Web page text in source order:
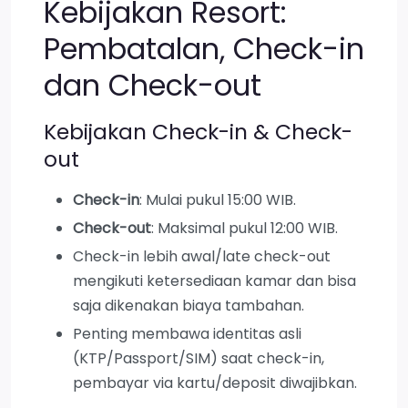
Kebijakan Resort:
Pembatalan, Check-in
dan Check-out
Kebijakan Check-in & Check-
out
Check-in: Mulai pukul 15:00 WIB.
Check-out: Maksimal pukul 12:00 WIB.
Check-in lebih awal/late check-out
mengikuti ketersediaan kamar dan bisa
saja dikenakan biaya tambahan.
Penting membawa identitas asli
(KTP/Passport/SIM) saat check-in,
pembayar via kartu/deposit diwajibkan.